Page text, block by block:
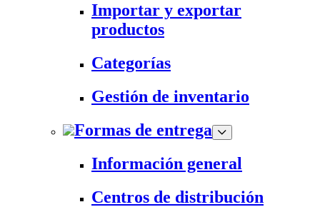
Importar y exportar
productos
Categorías
Gestión de inventario
Formas de entrega
Información general
Centros de distribución